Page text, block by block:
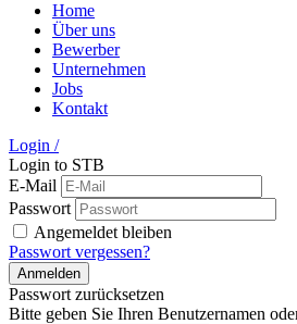
Home
Über uns
Bewerber
Unternehmen
Jobs
Kontakt
Login /
Login to STB
E-Mail
Passwort
Angemeldet bleiben
Passwort vergessen?
Passwort zurücksetzen
Bitte geben Sie Ihren Benutzernamen